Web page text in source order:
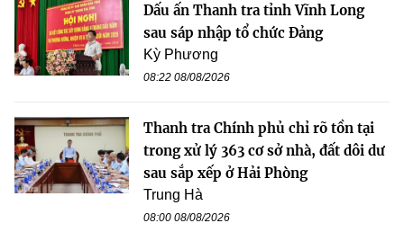
Dấu ấn Thanh tra tỉnh Vĩnh Long
sau sáp nhập tổ chức Đảng
Kỳ Phương
08:22 08/08/2026
Thanh tra Chính phủ chỉ rõ tồn tại
trong xử lý 363 cơ sở nhà, đất dôi dư
sau sắp xếp ở Hải Phòng
Trung Hà
08:00 08/08/2026